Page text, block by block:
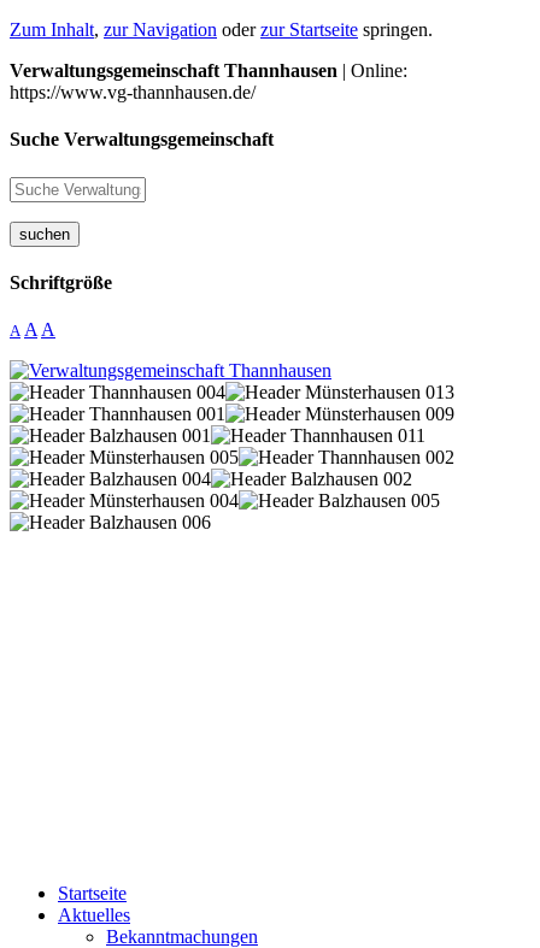
Zum Inhalt, zur Navigation oderzur Startseite springen.
Verwaltungsgemeinschaft Thannhausen | Online:
https://www.vg-thannhausen.de/
Suche Verwaltungsgemeinschaft
suchen
Schriftgröße
A A A
Startseite
Aktuelles
Bekanntmachungen